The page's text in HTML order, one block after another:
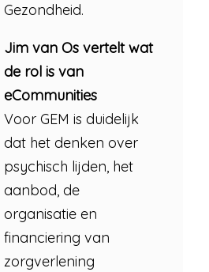
Gezondheid.
Jim van Os vertelt wat
de rol is van
eCommunities
Voor GEM is duidelijk
dat het denken over
psychisch lijden, het
aanbod, de
organisatie en
financiering van
zorgverlening